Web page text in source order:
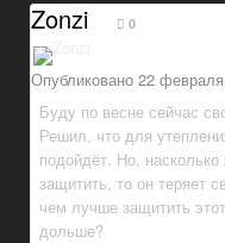
Zonzi 0
Опубликовано 22
Буду по весне сейчас
Решил, что для
подойдёт. Но,
защитить, то он теряет
чем лучше защитить
дольше?